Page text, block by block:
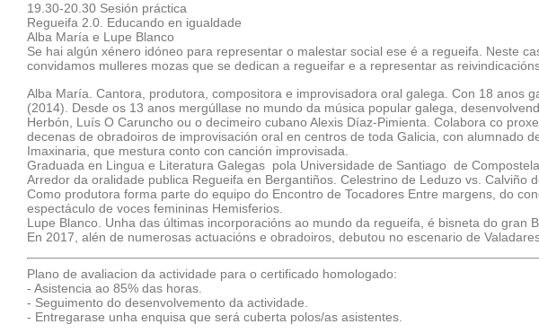
19.30-20.30 Sesión práctica
Regueifa 2.0. Educando en igualdade
Alba María e Lupe Blanco
Se hai algún xénero idóneo para representar o malestar social ese é a regueifa. Neste
convidamos mulleres mozas que se dedican a regueifar e a representar as
Alba María. Cantora, produtora, compositora e improvisadora oral galega. Con 18 anos
(2014). Desde os 13 anos mergúllase no mundo da música popular galega,
Herbón, Luís O Caruncho ou o decimeiro cubano Alexis Díaz-Pimienta. Colabora co
decenas de obradoiros de improvisación oral en centros de toda Galicia, con
Imaxinaria, que mestura conto con canción improvisada.
Graduada en Lingua e Literatura Galegas pola Universidade de Santiago de
Arredor da oralidade publica Regueifa en Bergantiños. Celestrino de Leduzo vs.
Como produtora forma parte do equipo do Encontro de Tocadores Entre margens, do
espectáculo de voces femininas Hemisferios.
Lupe Blanco. Unha das últimas incorporacións ao mundo da regueifa, é bisneta do
En 2017, alén de numerosas actuacións e obradoiros, debutou no escenario de
Plano de avaliacion da actividade para o certificado homologado:
- Asistencia ao 85% das horas.
- Seguimento do desenvolvemento da actividade.
- Entregarase unha enquisa que será cuberta polos/as asistentes.